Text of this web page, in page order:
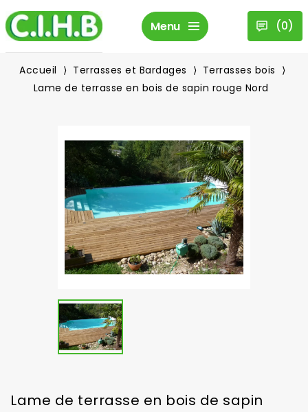
Menu (0)
Accueil Terrasses et Bardages
Terrasses bois
Lame de terrasse en bois de sapin rouge Nord
Lame de terrasse en bois de sapin